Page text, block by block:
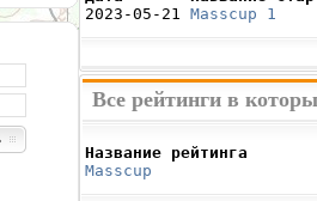
2023-05-21 Masscup 1
Все рейтинги в
Название рейтинга
Masscup